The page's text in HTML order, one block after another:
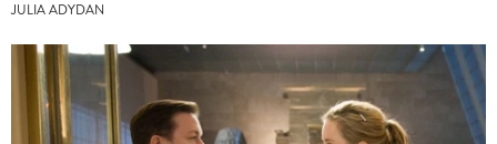
JULIA ADYDAN